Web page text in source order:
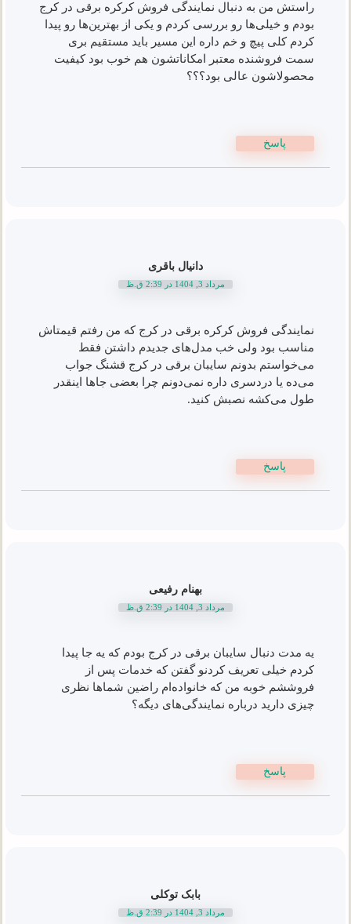
راستش من به دنبال نمایندگی فروش کرکره برقی در کرج
بودم و خیلی‌ها رو بررسی کردم و یکی از بهترین‌ها رو پیدا
کردم کلی پیچ و خم داره این مسیر باید مستقیم بری
سمت فروشنده معتبر امکاناتشون هم خوب بود کیفیت
محصولاشون عالی بود؟؟؟
پاسخ
دانیال باقری
مرداد 3, 1404 در 2:39 ق.ظ
نمایندگی فروش کرکره برقی در کرج که من رفتم قیمتاش
مناسب بود ولی خب مدل‌های جدیدم داشتن فقط
می‌خواستم بدونم سایبان برقی در کرج قشنگ جواب
می‌ده یا دردسری داره نمی‌دونم چرا بعضی جاها اینقدر
طول می‌کشه نصبش کنید.
پاسخ
بهنام رفیعی
مرداد 3, 1404 در 2:39 ق.ظ
یه مدت دنبال سایبان برقی در کرج بودم که یه جا پیدا
کردم خیلی تعریف کردنو گفتن که خدمات پس از
فروششم خوبه من که خانواده‌ام راضین شماها نظری
چیزی دارید درباره نمایندگی‌های دیگه؟
پاسخ
بابک توکلی
مرداد 3, 1404 در 2:39 ق.ظ